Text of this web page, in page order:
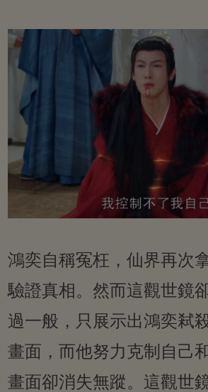
鴻奕自稱冤枉，仙界再次
驗證真相。然而這觀世鏡
過一般，只展示出鴻奕弒
畫面，而他努力克制自己
畫面卻消失無蹤。這觀世